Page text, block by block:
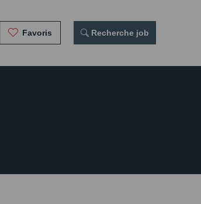
Favoris Recherche job